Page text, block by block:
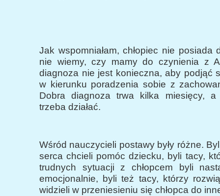
Jak wspomniałam, chłopiec nie posiada
nie wiemy, czy mamy do czynienia z
diagnoza nie jest konieczna, aby podjąć
w kierunku poradzenia sobie z
Dobra diagnoza trwa kilka miesięcy, a
trzeba działać.
Wśród nauczycieli postawy były różne.
serca chcieli pomóc dziecku, byli tacy,
trudnych sytuacji z chłopcem byli
emocjonalnie, byli też tacy, którzy
widzieli w przeniesieniu się chłopca do